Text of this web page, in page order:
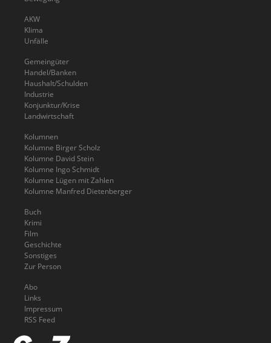
AKW
Klima
Unfälle
Gemeingüter
Handel/Banken
Haushalt/Schulden
Industrie
Konjunktur/Krise
Landwirtschaft
Kolumnen
Kolumne Birger Scholz
Kolumne David Stein
Kolumne Ingo Schmidt
Kolumne Lügen mit Zahlen
Kolumne Manfred Dietenberger
Buch
Krimi
Film
Geschichte
Sonstiges
Zur Person
Abo
Links
Impressum
RSS Feed